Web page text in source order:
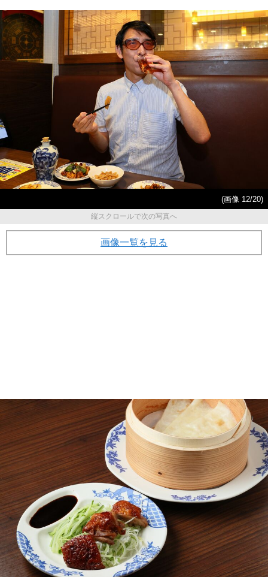
(画像 12/20)
縦スクロールで次の写真へ
画像一覧を見る